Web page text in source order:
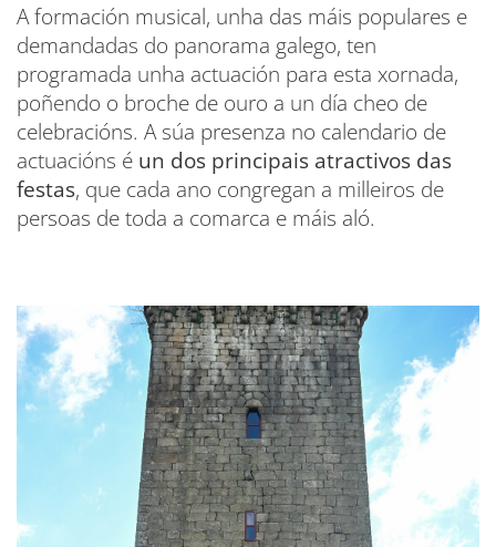
A formación musical, unha das máis populares e
demandadas do panorama galego, ten
programada unha actuación para esta xornada,
poñendo o broche de ouro a un día cheo de
celebracións. A súa presenza no calendario de
actuacións é un dos principais atractivos das
festas, que cada ano congregan a milleiros de
persoas de toda a comarca e máis aló.